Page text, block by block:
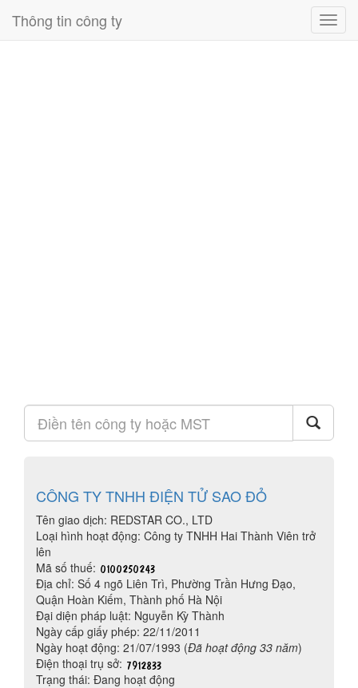
Thông tin công ty
CÔNG TY TNHH ĐIỆN TỬ SAO ĐỎ
Tên giao dịch: REDSTAR CO., LTD
Loại hình hoạt động: Công ty TNHH Hai Thành Viên trở
lên
Mã số thuế:
Địa chỉ: Số 4 ngõ Liên Trì, Phường Trần Hưng Đạo,
Quận Hoàn Kiếm, Thành phố Hà Nội
Đại diện pháp luật: Nguyễn Kỳ Thành
Ngày cấp giấy phép: 22/11/2011
Ngày hoạt động: 21/07/1993 (Đã hoạt động 33 năm)
Điện thoại trụ sở:
Trạng thái: Đang hoạt động